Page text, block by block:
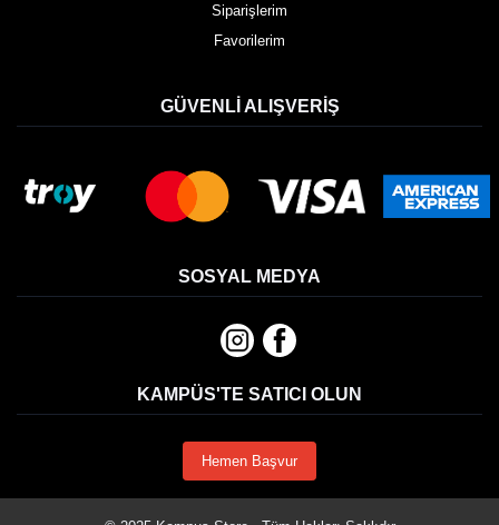
Siparişlerim
Favorilerim
GÜVENLI ALIŞVERIŞ
SOSYAL MEDYA
KAMPÜS'TE SATICI OLUN
Hemen Başvur